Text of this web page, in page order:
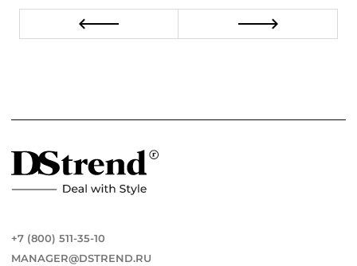
+7 (800) 511-35-10
MANAGER@DSTREND.RU